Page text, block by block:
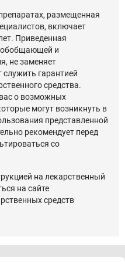
размещенная
включает
Приведенная
обобщающей и
не заменяет
гарантией
средства.
о возможных
могут возникнуть в
представленной
рекомендует перед
со
на лекарственный
на сайте
средств